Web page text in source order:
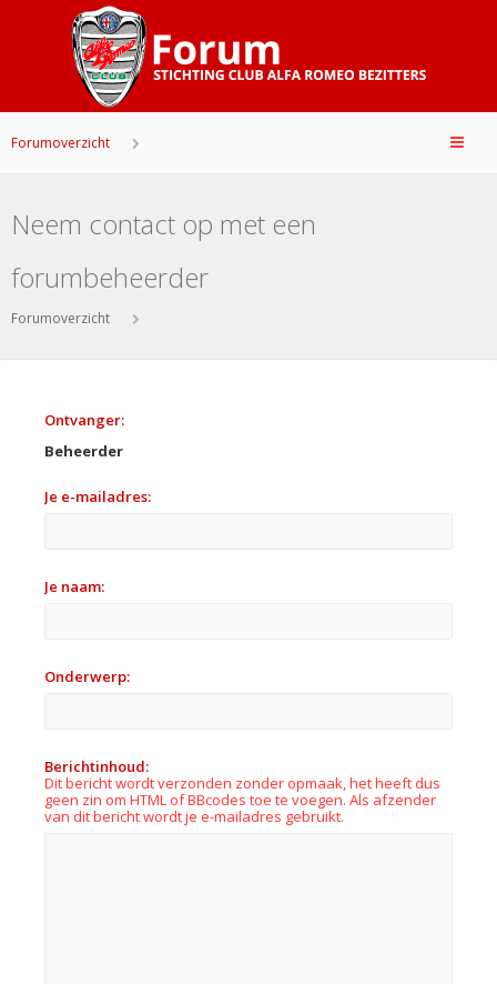
Forumoverzicht
Neem contact op met een
forumbeheerder
Forumoverzicht
Ontvanger:
Beheerder
Je e-mailadres:
Je naam:
Onderwerp:
Berichtinhoud:
Dit bericht wordt verzonden zonder opmaak, het heeft dus
geen zin om HTML of BBcodes toe te voegen. Als afzender
van dit bericht wordt je e-mailadres gebruikt.